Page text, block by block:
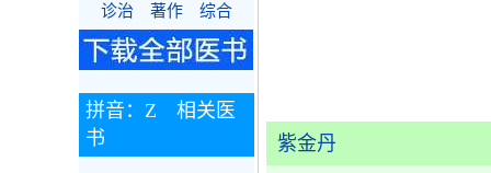
紫金丹
诊治 著作 综合
拼音：Z 相关医
书